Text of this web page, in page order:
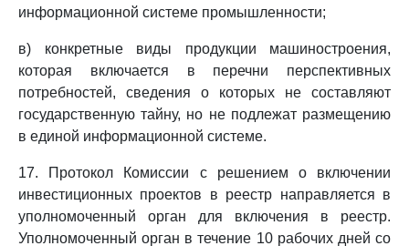
информационной системе промышленности;
в) конкретные виды продукции машиностроения,
которая включается в перечни перспективных
потребностей, сведения о которых не составляют
государственную тайну, но не подлежат размещению
в единой информационной системе.
17. Протокол Комиссии с решением о включении
инвестиционных проектов в реестр направляется в
уполномоченный орган для включения в реестр.
Уполномоченный орган в течение 10 рабочих дней со